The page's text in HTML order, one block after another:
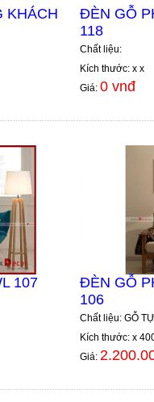
KHÁCH
ĐÈN GỖ
118
Chất liệu:
Kích thước: x x
Giá: 0 vnđ
107
ĐÈN GỖ
106
Chất liệu: GỖ
Kích thước: x
Giá: